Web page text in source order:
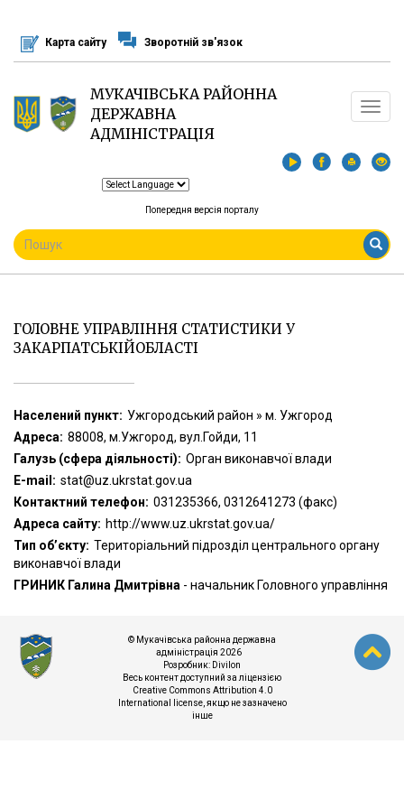
основного
матеріалу
Карта сайту Зворотній зв'язок
МУКАЧІВСЬКА РАЙОННА
ДЕРЖАВНА
АДМІНІСТРАЦІЯ
Toggle
Попередня версія порталу
ПОШУКОВА
ФОРМА
Пошук
ГОЛОВНЕ УПРАВЛІННЯ СТАТИСТИКИ У
ЗАКАРПАТСЬКІЙОБЛАСТІ
Населений пункт: Ужгородський район » м. Ужгород
Адреса: 88008, м.Ужгород, вул.Гойди, 11
Галузь (сфера діяльності): Орган виконавчої влади
Е-mail: stat@uz.ukrstat.gov.ua
Контактний телефон: 031235366, 0312641273 (факс)
Адреса сайту: http://www.uz.ukrstat.gov.ua/
Тип об’єкту: Територіальний підрозділ центрального органу
виконавчої влади
ГРИНИК Галина Дмитрівна - начальник Головного управління
© Мукачівська районна державна
адміністрація 2026
Розробник: Divilon
Весь контент доступний за ліцензією
Creative Commons Attribution 4.0
International license, якщо не зазначено
інше